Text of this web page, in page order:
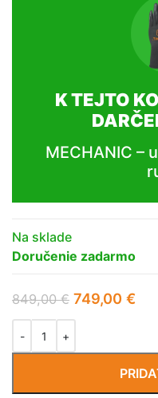
K TEJTO
MECHANIC –
Na sklade
Doručenie zadarmo
849,00€ 749,00 €